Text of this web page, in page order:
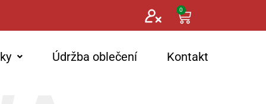
0
Údržba oblečení Kontakt